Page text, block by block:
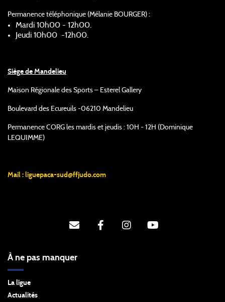
Permanence téléphonique (Mélanie BOURGER) :
Mardi 10h00 - 12h00.
Jeudi 10h00 -12h00.
Siège de Mandelieu
Maison Régionale des Sports – Esterel Gallery
Boulevard des Ecureuils -06210 Mandelieu
Permanence CORG les mardis et jeudis : 10H - 12H (Dominique
LEQUIMME)
Mail : liguepaca-sud@ffjudo.com
À ne pas manquer
La ligue
Actualités